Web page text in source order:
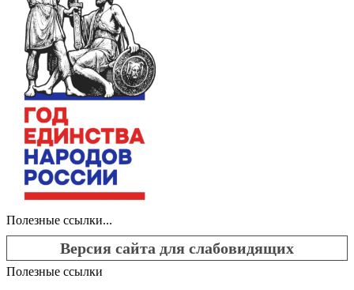
Полезные ссылки...
Версия сайта для слабовидящих
Полезные ссылки